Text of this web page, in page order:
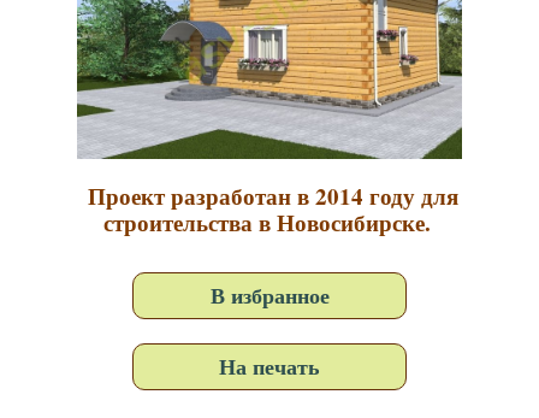
Проект разработан в 2014 году для
строительства в Новосибирске.
В избранное
На печать